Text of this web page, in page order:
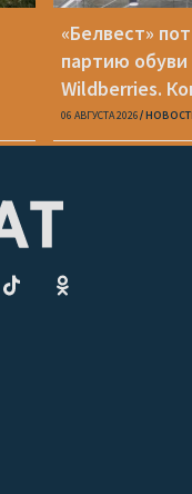
«Белвест»
партию обуви
Wildberries.
находилась
банкротства
06 АВГУСТА 2026